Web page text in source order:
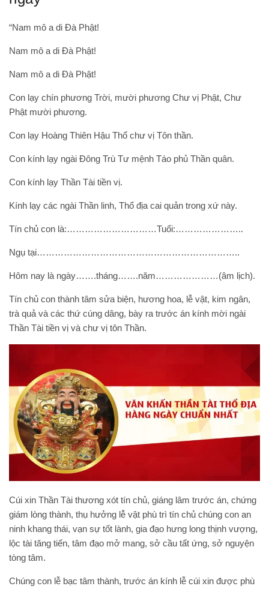
“Nam mô a di Đà Phật!
Nam mô a di Đà Phật!
Nam mô a di Đà Phật!
Con lạy chín phương Trời, mười phương Chư vị Phật, Chư
Phật mười phương.
Con lạy Hoàng Thiên Hậu Thổ chư vị Tôn thần.
Con kính lạy ngài Đông Trù Tư mệnh Táo phủ Thần quân.
Con kính lạy Thần Tài tiền vị.
Kính lạy các ngài Thần linh, Thổ địa cai quản trong xứ này.
Tín chủ con là:…………………………Tuổi:…………………..
Ngụ tại…………………………………………………………..
Hôm nay là ngày…….tháng…….năm…………………(âm lịch).
Tín chủ con thành tâm sửa biện, hương hoa, lễ vật, kim ngân,
trà quả và các thứ cúng dâng, bày ra trước án kính mời ngài
Thần Tài tiền vị và chư vị tôn Thần.
Cúi xin Thần Tài thương xót tín chủ, giáng lâm trước án, chứng
giám lòng thành, thụ hưởng lễ vật phù trì tín chủ chúng con an
ninh khang thái, vạn sự tốt lành, gia đạo hưng long thịnh vượng,
lộc tài tăng tiến, tâm đạo mở mang, sở cầu tất ứng, sở nguyện
tòng tâm.
Chúng con lễ bạc tâm thành, trước án kính lễ cúi xin được phù